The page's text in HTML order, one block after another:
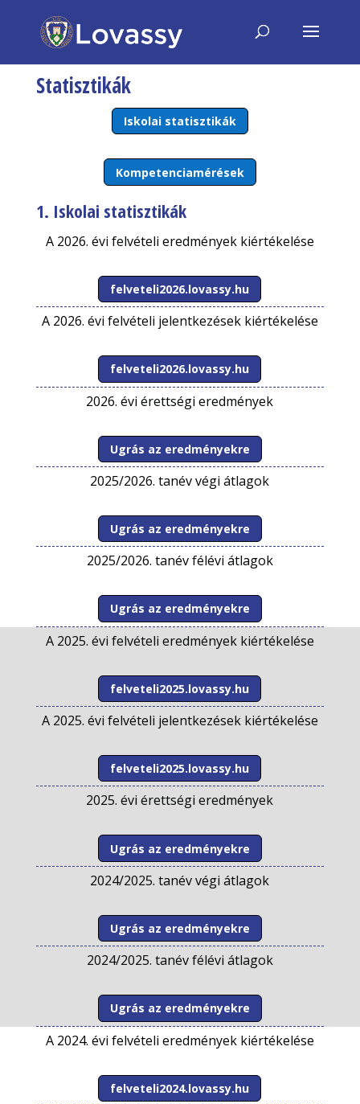
Statisztikák
Iskolai statisztikák
Kompetenciamérések
1. Iskolai statisztikák
A 2026. évi felvételi eredmények kiértékelése
felveteli2026.lovassy.hu
A 2026. évi felvételi jelentkezések kiértékelése
felveteli2026.lovassy.hu
2026. évi érettségi eredmények
Ugrás az eredményekre
2025/2026. tanév végi átlagok
Ugrás az eredményekre
2025/2026. tanév félévi átlagok
Ugrás az eredményekre
A 2025. évi felvételi eredmények kiértékelése
felveteli2025.lovassy.hu
A 2025. évi felvételi jelentkezések kiértékelése
felveteli2025.lovassy.hu
2025. évi érettségi eredmények
Ugrás az eredményekre
2024/2025. tanév végi átlagok
Ugrás az eredményekre
2024/2025. tanév félévi átlagok
Ugrás az eredményekre
A 2024. évi felvételi eredmények kiértékelése
felveteli2024.lovassy.hu